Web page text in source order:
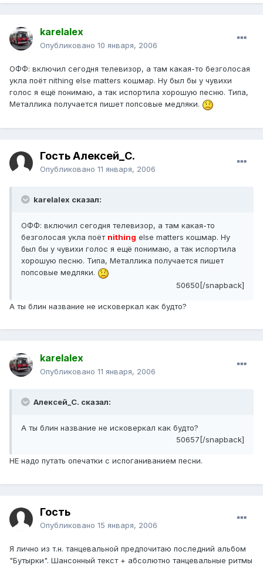
karelalex
Опубликовано 10 января, 2006
ОФФ: включил сегодня телевизор, а там какая-то безголосая
укла поёт nithing else matters кошмар. Ну был бы у чувихи
голос я ещё понимаю, а так испортила хорошую песню. Типа,
Металлика получается пишет попсовые медляки.
Гость Алексей_С.
Опубликовано 11 января, 2006
karelalex сказал:
ОФФ: включил сегодня телевизор, а там какая-то
безголосая укла поёт nithing else matters кошмар. Ну
был бы у чувихи голос я ещё понимаю, а так испортила
хорошую песню. Типа, Металлика получается пишет
попсовые медляки.
50650[/snapback]
А ты блин название не исковеркал как будто?
karelalex
Опубликовано 11 января, 2006
Алексей_С. сказал:
А ты блин название не исковеркал как будто?
50657[/snapback]
НЕ надо путать опечатки с испоганиванием песни.
Гость
Опубликовано 15 января, 2006
Я лично из т.н. танцевальной предпочитаю последний альбом
"Бутырки". Шансонный текст + абсолютно танцевальные ритмы